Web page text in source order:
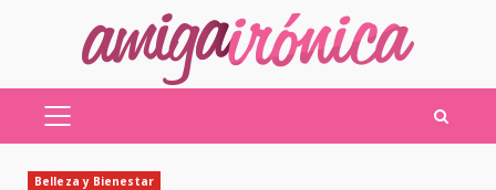
MENÚ
Belleza y Bienestar